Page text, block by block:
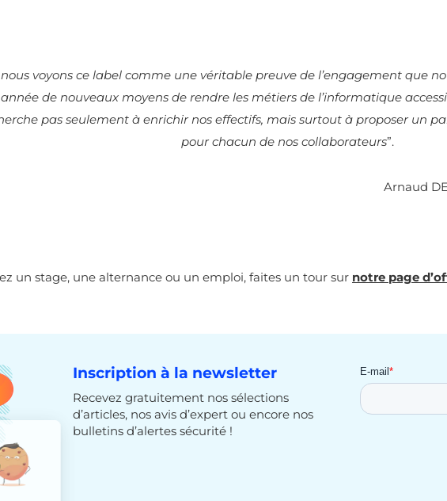
voyons ce label comme une véritable preuve de l’engagement que
de nouveaux moyens de rendre les métiers de l’informatique
pas seulement à enrichir nos effectifs, mais surtout à proposer un
pour chacun de nos collaborateurs”.
Arnaud
un stage, une alternance ou un emploi, faites un tour sur notre page
Inscription à la newsletter
Recevez gratuitement nos sélections
d’articles, nos avis d’expert ou encore nos
bulletins d’alertes sécurité !